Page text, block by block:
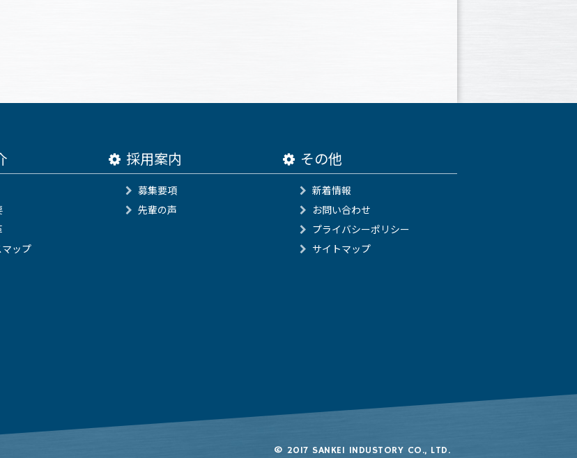
マップ
採用案内
募集要項
先輩の声
その他
新着情報
お問い合わせ
プライバシーポリシー
サイトマップ
© 2017 SANKEI INDUSTORY CO., LTD.